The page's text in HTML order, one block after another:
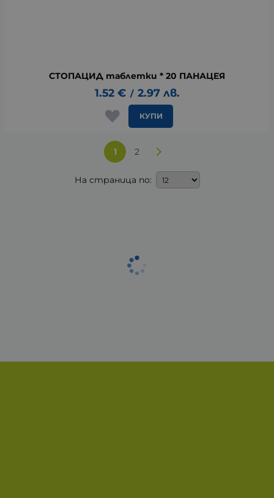
СТОПАЦИД таблетки * 20 ПАНАЦЕЯ
1.52 € / 2.97 лв.
КУПИ
1 2
На страница по: